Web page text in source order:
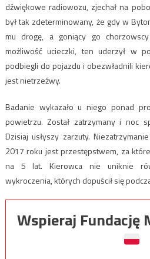
dźwiękowe radiowozu, zjechał na
był tak zdeterminowany, że gdy w
mu drogę, a goniący go
możliwość ucieczki, ten uderzył w
podbiegli do pojazdu i obezwładnili
jest nietrzeźwy.
Badanie wykazało u niego ponad
powietrzu. Został zatrzymany i noc
Dzisiaj usłyszy zarzuty.
2017 roku jest przestępstwem, za
na 5 lat. Kierowca nie uniknie
wykroczenia, których dopuścił się
Wspieraj Fundację